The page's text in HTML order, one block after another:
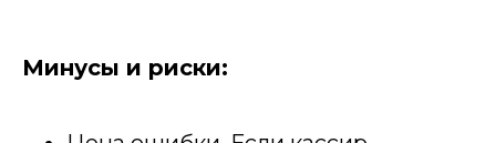
Минусы и риски: